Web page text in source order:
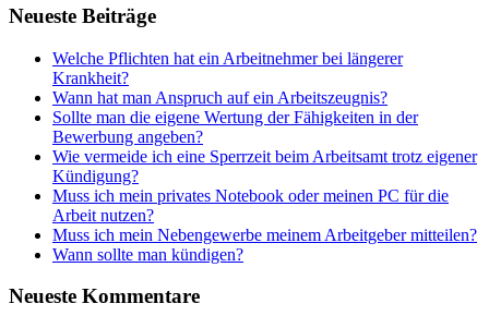
Neueste Beiträge
Welche Pflichten hat ein Arbeitnehmer bei längerer
Krankheit?
Wann hat man Anspruch auf ein Arbeitszeugnis?
Sollte man die eigene Wertung der Fähigkeiten in der
Bewerbung angeben?
Wie vermeide ich eine Sperrzeit beim Arbeitsamt trotz eigener
Kündigung?
Muss ich mein privates Notebook oder meinen PC für die
Arbeit nutzen?
Muss ich mein Nebengewerbe meinem Arbeitgeber mitteilen?
Wann sollte man kündigen?
Neueste Kommentare